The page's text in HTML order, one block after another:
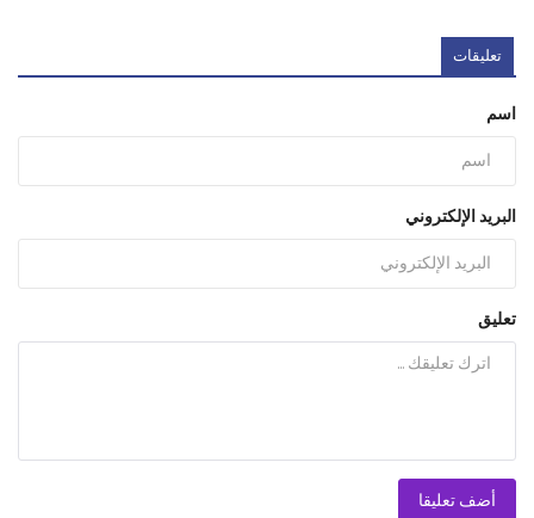
تعليقات
اسم
البريد الإلكتروني
تعليق
أضف تعليقا